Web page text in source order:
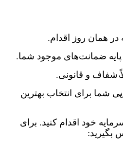
همان روز اقدام.
ضمانت‌های موجود شما.
شفاف و قانونی.
شما برای انتخاب بهترین
خود اقدام کنید. برای
بگیرید: